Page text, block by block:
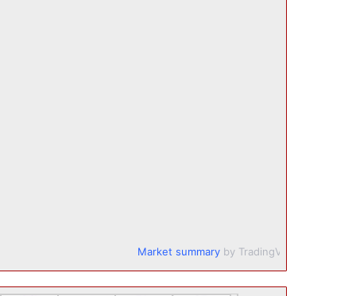
Market summary by TradingView